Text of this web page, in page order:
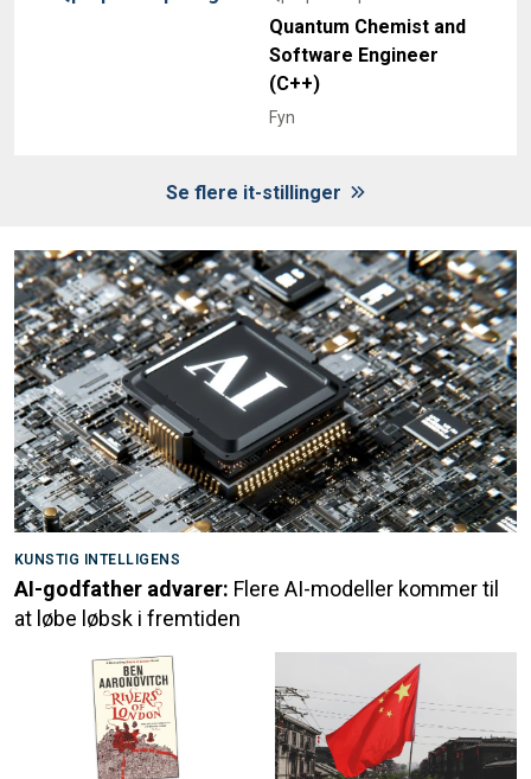
Quantum Chemist and
Software Engineer
(C++)
Fyn
Se flere it-stillinger
KUNSTIG INTELLIGENS
AI-godfather advarer: Flere AI-modeller kommer til
at løbe løbsk i fremtiden